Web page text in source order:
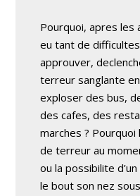
Pourquoi, apres les
eu tant de
approuver,
terreur sanglante
exploser des bus,
des cafes, des
marches ?
de terreur au
ou la possibilite
le bout son nez